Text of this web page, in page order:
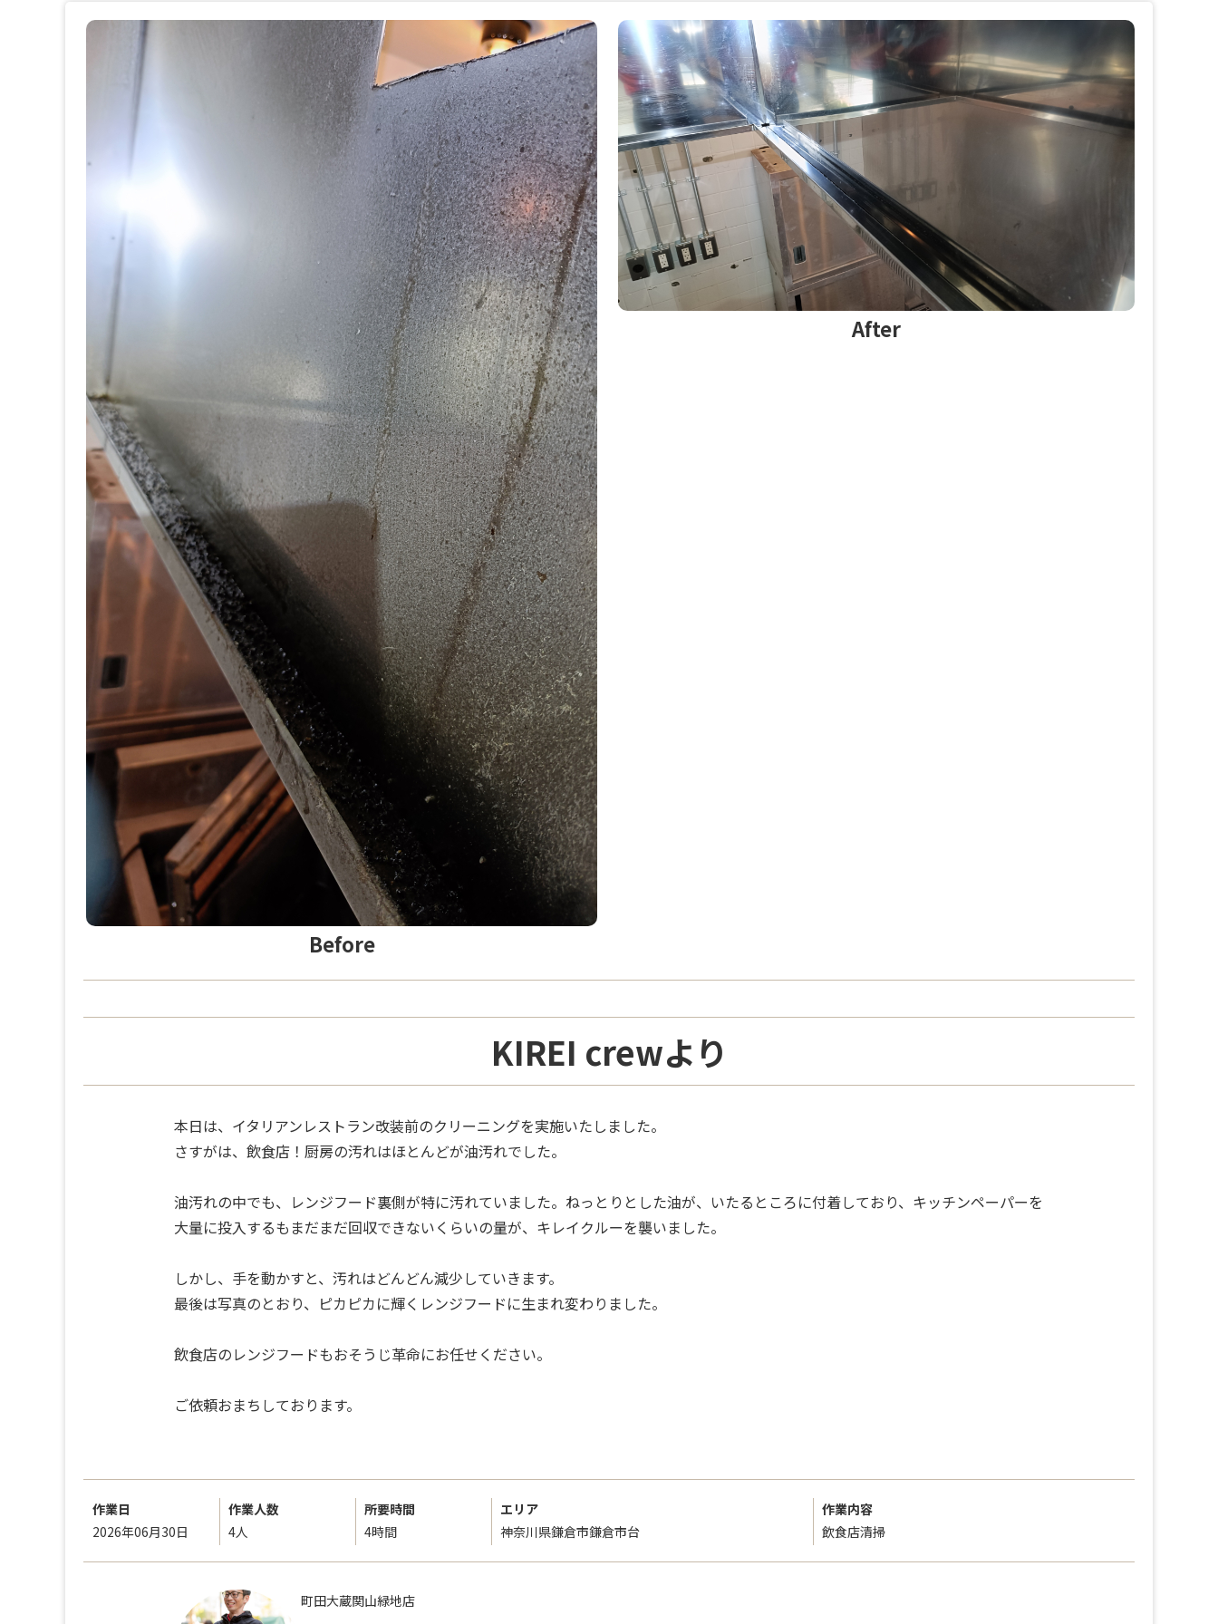
Before
After
KIREI crewより
本日は、イタリアンレストラン改装前のクリーニングを実施いたしました。
さすがは、飲食店！厨房の汚れはほとんどが油汚れでした。
油汚れの中でも、レンジフード裏側が特に汚れていました。ねっとりとした油が、いたるところに付着しており、キッチンペーパーを
大量に投入するもまだまだ回収できないくらいの量が、キレイクルーを襲いました。
しかし、手を動かすと、汚れはどんどん減少していきます。
最後は写真のとおり、ピカピカに輝くレンジフードに生まれ変わりました。
飲食店のレンジフードもおそうじ革命にお任せください。
ご依頼おまちしております。
作業日
2026年06月30日
作業人数
4人
所要時間
4時間
エリア
神奈川県鎌倉市鎌倉市台
作業内容
飲食店清掃
町田大蔵関山緑地店